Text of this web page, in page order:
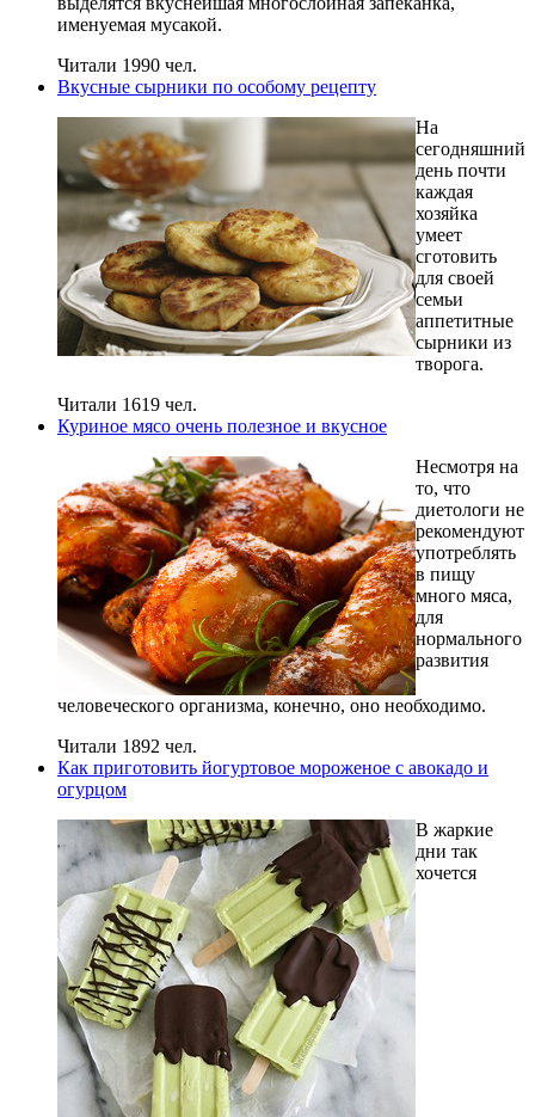
именуемая мусакой.
Читали 1990 чел.
Вкусные сырники по особому рецепту
На
сегодняшний
день почти
каждая
хозяйка
умеет
сготовить
для своей
семьи
аппетитные
сырники из
творога.
Читали 1619 чел.
Куриное мясо очень полезное и вкусное
Несмотря на
то, что
диетологи не
рекомендуют
употреблять
в пищу
много мяса,
для
нормального
развития
человеческого организма, конечно, оно необходимо.
Читали 1892 чел.
Как приготовить йогуртовое мороженое с авокадо и
огурцом
В жаркие
дни так
хочется